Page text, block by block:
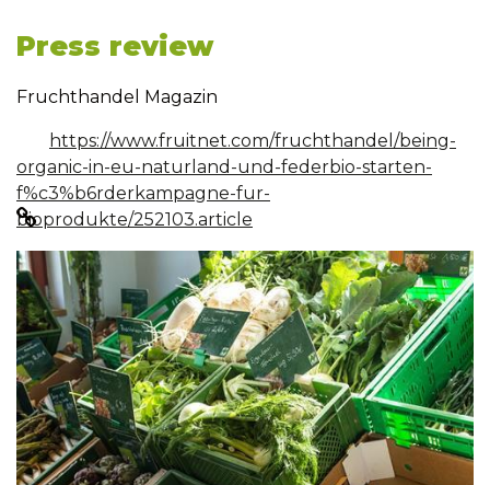
Press review
Fruchthandel Magazin
https://www.fruitnet.com/fruchthandel/being-
organic-in-eu-naturland-und-federbio-starten-
f%c3%b6rderkampagne-fur-
bioprodukte/252103.article